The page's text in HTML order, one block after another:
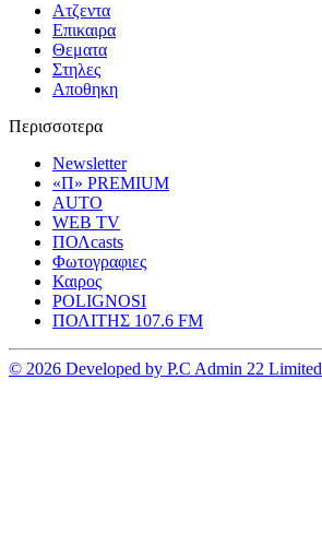
Ατζεντα
Επικαιρα
Θεματα
Στηλες
Αποθηκη
Περισσοτερα
Newsletter
«Π» PREMIUM
AUTO
WEB TV
ΠΟΛcasts
Φωτογραφιες
Καιρος
POLIGNOSI
ΠΟΛΙΤΗΣ 107.6 FM
© 2026 Developed by P.C Admin 22 Limited